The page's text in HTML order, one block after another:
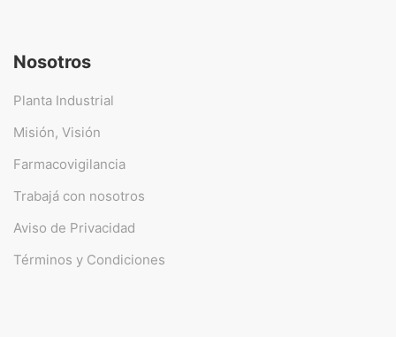
Nosotros
Planta Industrial
Misión, Visión
Farmacovigilancia
Trabajá con nosotros
Aviso de Privacidad
Términos y Condiciones